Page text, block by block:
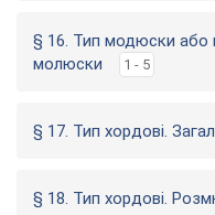
§ 16. Тип модюски або
молюски
1 - 5
§ 17. Тип хордові.
§ 18. Тип хордові.